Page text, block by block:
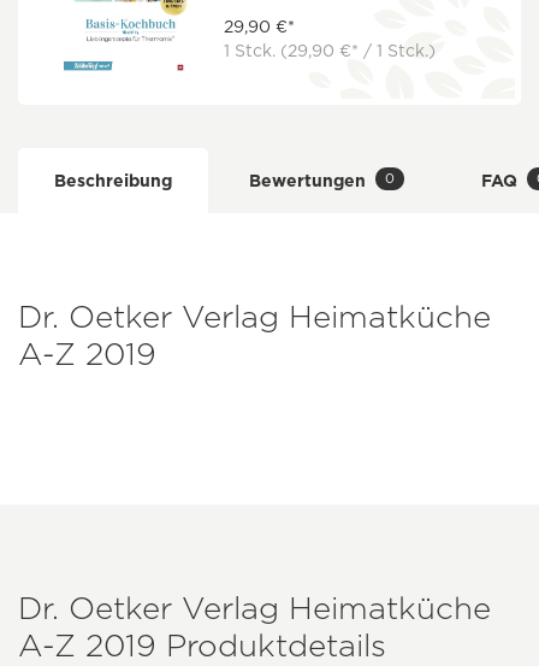
29,90 €*
1 Stck. (29,90 €* / 1 Stck.)
Beschreibung Bewertungen 0 FAQ
Dr. Oetker Verlag Heimatküche
A-Z 2019
Dr. Oetker Verlag Heimatküche
A-Z 2019 Produktdetails